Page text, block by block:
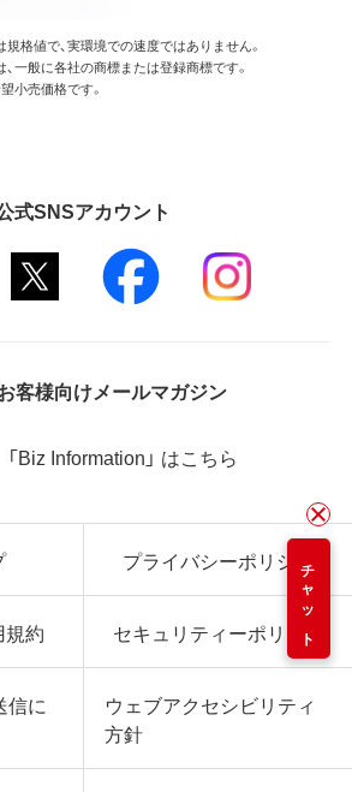
チャット
格値で、実環境での速度ではありません。
一般に各社の商標または登録商標です。
小売価格です。
式SNSアカウント
客様向けメールマガジン
「Biz Information」 はこちら
プライバシーポリシー
規約 セキュリティーポリシー
信に
ウェブアクセシビリティ
方針